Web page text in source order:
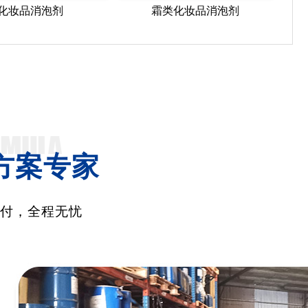
妆品消泡剂 霜类化妆品消泡剂
案专家
，全程无忧